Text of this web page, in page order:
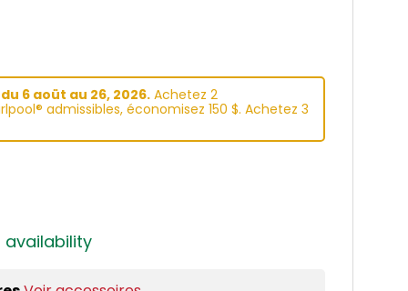
6 aoüt au 26, 2026. Achetez 2
admissibles, économisez 150 $. Achetez 3